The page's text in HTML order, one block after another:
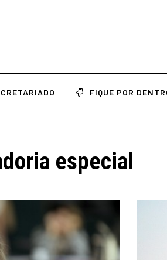
FIQUE POR
especial